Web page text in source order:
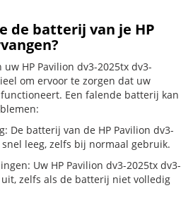
de batterij van je HP
HP Pavilion dv3-2025tx dv3-
om ervoor te zorgen dat uw
Een falende batterij kan
De batterij van de HP Pavilion dv3-
leeg, zelfs bij normaal gebruik.
Uw HP Pavilion dv3-2025tx dv3-
zelfs als de batterij niet volledig